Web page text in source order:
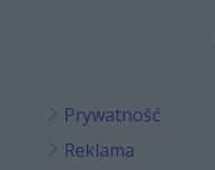
Prywatność
Reklama